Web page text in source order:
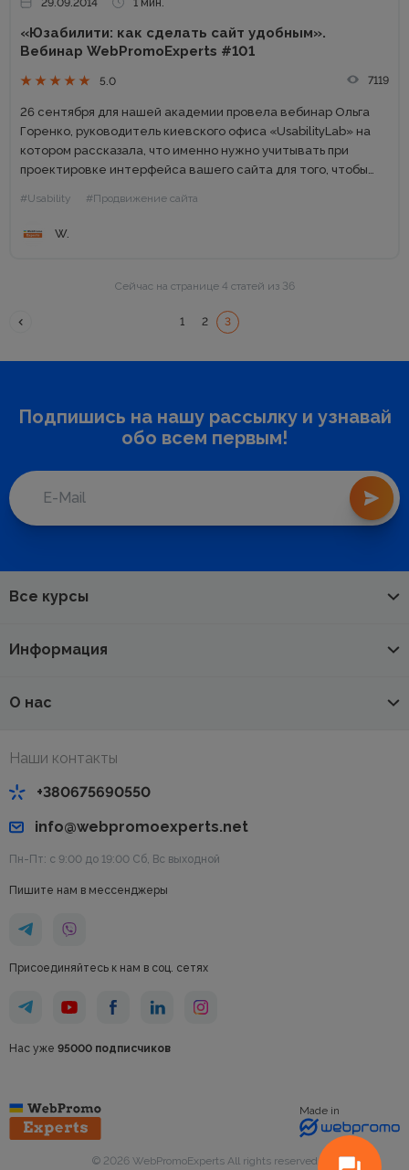
29.09.2014 1 мин.
«Юзабилити: как сделать сайт удобным».
Вебинар WebPromoExperts #101
5.0 7119
26 сентября для нашей академии провела вебинар Ольга
Горенко, руководитель киевского офиса «UsabilityLab» на
котором рассказала, что именно нужно учитывать при
проектировке интерфейса вашего сайта для того, чтобы
повышая его конверсию. ...
#Usability #Продвижение сайта
W.
Сейчас на странице 4 статей из 36
1 2 3
Подпишись на нашу рассылку и узнавай
обо всем первым!
Все курсы
Информация
О нас
Наши контакты
+380675690550
info@webpromoexperts.net
Пн-Пт: с 9:00 до 19:00 Cб, Вс выходной
Пишите нам в мессенджеры
Присоединяйтесь к нам в соц. сетях
Нас уже 95000 подписчиков
Made in
© 2026 WebPromoExperts All rights reserved